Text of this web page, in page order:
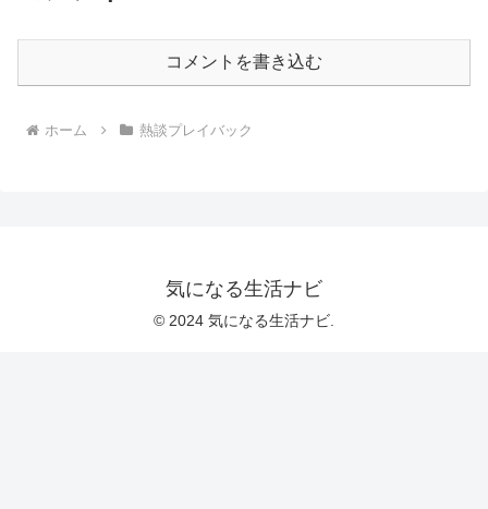
コメントを書き込む
ホーム 熱談プレイバック
気になる生活ナビ
© 2024 気になる生活ナビ.